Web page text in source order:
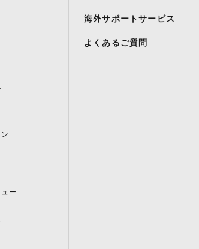
ー
海外サポートサービス
よくあるご質問